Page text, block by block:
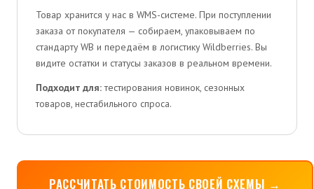
Товар хранится у нас в WMS-системе. При поступлении
заказа от покупателя — собираем, упаковываем по
стандарту WB и передаём в логистику Wildberries. Вы
видите остатки и статусы заказов в реальном времени.
Подходит для:тестирования новинок, сезонных
товаров, нестабильного спроса.
РАССЧИТАТЬ СТОИМОСТЬ СВОЕЙ СХЕМЫ →